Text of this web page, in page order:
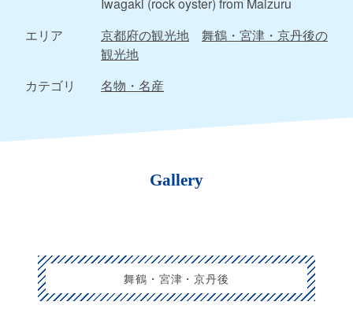
エリア
京都府の観光地
舞鶴・宮津・京丹後の
観光地
カテゴリ
名物・名産
Gallery
舞鶴・宮津・京丹後